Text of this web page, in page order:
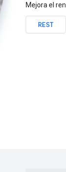
Mejora el
REST